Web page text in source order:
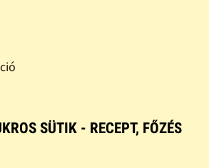
SÜTIK - RECEPT, FŐZÉS